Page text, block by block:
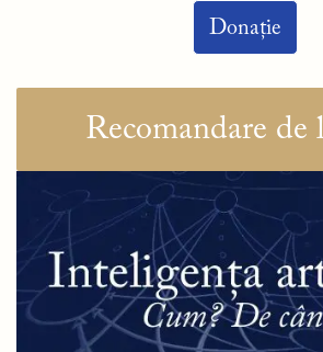
Donație
Recomandare de